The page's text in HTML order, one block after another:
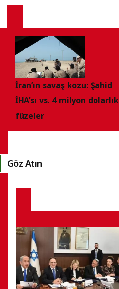
İran’ın savaş kozu: Şahid
İHA’sı vs. 4 milyon dolarlık
füzeler
Göz Atın